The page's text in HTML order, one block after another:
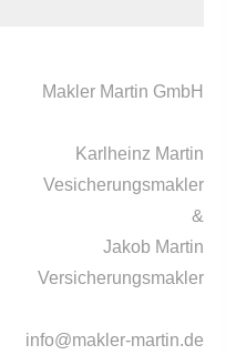
Makler Martin GmbH
Karlheinz Martin
Vesicherungsmakler
&
Jakob Martin
Versicherungsmakler
info@makler-martin.de